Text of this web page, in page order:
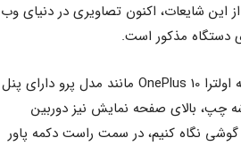
10 اولترا کار می‌کند. پس از این شایعات، اکنون تصاویری در دنیای وب
دستگاه مذکور است.
، نسخه اولترا OnePlus 10 مانند مدل پرو دارای پنل
چپ، بالای صفحه نمایش نیز دوربین
گوشی نگاه کنیم، در سمت راست دکمه پاور